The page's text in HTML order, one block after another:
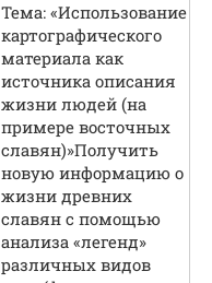
Тема: «Использование
картографического
материала как
источника описания
жизни людей (на
примере восточных
славян)»Получить
новую информацию о
жизни древних
славян с помощью
анализа «легенд»
различных видов